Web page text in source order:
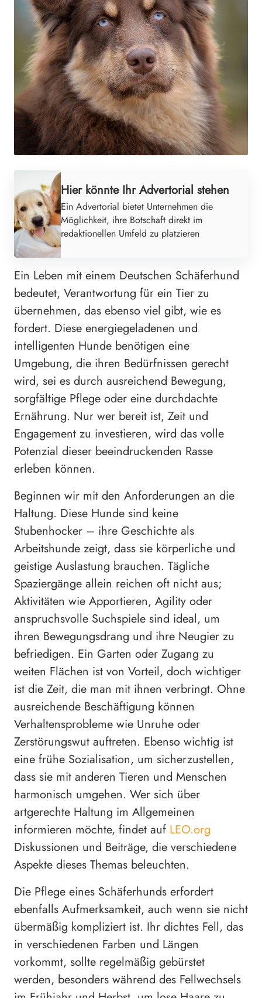
Hier könnte Ihr Advertorial stehen
Ein Advertorial bietet Unternehmen die
Möglichkeit, ihre Botschaft direkt im
redaktionellen Umfeld zu platzieren
Ein Leben mit einem Deutschen Schäferhund
bedeutet, Verantwortung für ein Tier zu
übernehmen, das ebenso viel gibt, wie es
fordert. Diese energiegeladenen und
intelligenten Hunde benötigen eine
Umgebung, die ihren Bedürfnissen gerecht
wird, sei es durch ausreichend Bewegung,
sorgfältige Pflege oder eine durchdachte
Ernährung. Nur wer bereit ist, Zeit und
Engagement zu investieren, wird das volle
Potenzial dieser beeindruckenden Rasse
erleben können.
Beginnen wir mit den Anforderungen an die
Haltung. Diese Hunde sind keine
Stubenhocker – ihre Geschichte als
Arbeitshunde zeigt, dass sie körperliche und
geistige Auslastung brauchen. Tägliche
Spaziergänge allein reichen oft nicht aus;
Aktivitäten wie Apportieren, Agility oder
anspruchsvolle Suchspiele sind ideal, um
ihren Bewegungsdrang und ihre Neugier zu
befriedigen. Ein Garten oder Zugang zu
weiten Flächen ist von Vorteil, doch wichtiger
ist die Zeit, die man mit ihnen verbringt. Ohne
ausreichende Beschäftigung können
Verhaltensprobleme wie Unruhe oder
Zerstörungswut auftreten. Ebenso wichtig ist
eine frühe Sozialisation, um sicherzustellen,
dass sie mit anderen Tieren und Menschen
harmonisch umgehen. Wer sich über
artgerechte Haltung im Allgemeinen
informieren möchte, findet auf LEO.org
Diskussionen und Beiträge, die verschiedene
Aspekte dieses Themas beleuchten.
Die Pflege eines Schäferhunds erfordert
ebenfalls Aufmerksamkeit, auch wenn sie nicht
übermäßig kompliziert ist. Ihr dichtes Fell, das
in verschiedenen Farben und Längen
vorkommt, sollte regelmäßig gebürstet
werden, besonders während des Fellwechsels